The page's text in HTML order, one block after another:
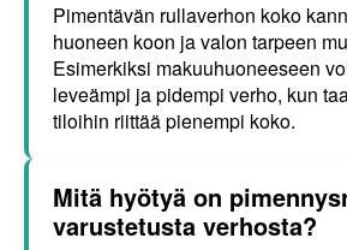
Pimentävän rullaverhon koko
huoneen koon ja valon tarpeen
Esimerkiksi makuuhuoneeseen
leveämpi ja pidempi verho, kun
tiloihin riittää pienempi koko.
Mitä hyötyä on
varustetusta verhosta?